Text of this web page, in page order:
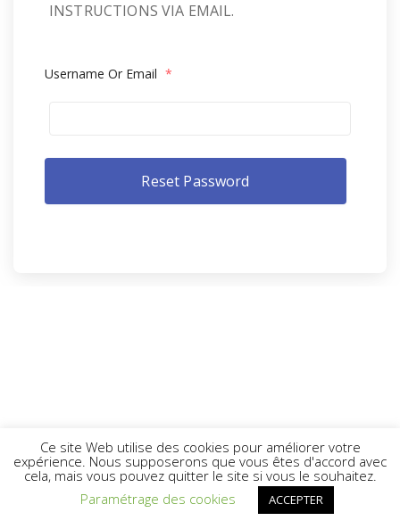
INSTRUCTIONS VIA EMAIL.
Username Or Email *
Ce site Web utilise des cookies pour améliorer votre
expérience. Nous supposerons que vous êtes d'accord avec
cela, mais vous pouvez quitter le site si vous le souhaitez.
Paramétrage des cookies
ACCEPTER